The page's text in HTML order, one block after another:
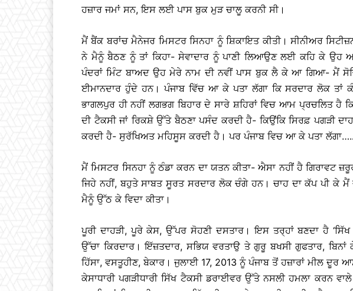
ਹਜ਼ਾਰ ਜਮਾਂ ਸਨ, ਇਸ ਲਈ ਪਾਸ ਬੁਕ ਮੁੜ ਚਾਲੂ ਕਰਨੀ ਸੀ।
ਮੈਂ ਬੈਂਕ ਬਰਾਂਚ ਮੈਨੇਜਰ ਮਿਸਟਰ ਸਿਨਹਾ ਨੂੰ ਸ਼ਿਕਾਇਤ ਕੀਤੀ। ਸੀਨੀਅਰ
ਨੇ ਮੈਨੂੰ ਬੈਠਣ ਨੂੰ ਤਾਂ ਕਿਹਾ- ਸੇਵਾਦਾਰ ਨੂੰ ਪਾਣੀ ਲਿਆਉਣ ਲਈ ਕਹਿ ਕੇ
ਪੰਦਰਾਂ ਮਿੰਟ ਬਾਅਦ ਉਹ ਮੇਰੇ ਨਾਮ ਦੀ ਨਵੀਂ ਪਾਸ ਬੁਕ ਲੈ ਕੇ ਆ ਗਿਆ- ਮੈਂ
ਈਮਾਨਦਾਰ ਹੁੰਦੇ ਹਨ। ਪੰਜਾਬ ਵਿੱਚ ਆ ਕੇ ਪਤਾ ਲੱਗਾ ਕਿ ਸਰਦਾਰ ਲੋਕ ਤਾਂ
ਭਾਗਲਪੁਰ ਹੀ ਨਹੀਂ ਲਗਭਗ ਬਿਹਾਰ ਦੇ ਸਾਰੇ ਸ਼ਹਿਰਾਂ ਵਿਚ ਆਮ ਪ੍ਰਚਲਿਤ ਹੈ
ਦੀ ਟੈਕਸੀ ਜਾਂ ਰਿਕਸ਼ੇ ਉੱਤੇ ਬੈਠਣਾ ਪਸੰਦ ਕਰਦੀ ਹੈ- ਕਿਉਂਕਿ ਸਿਰਫ਼ ਪਗੜੀ
ਕਰਦੀ ਹੈ- ਸੁਰੱਖਿਅਤ ਮਹਿਸੂਸ ਕਰਦੀ ਹੈ। ਪਰ ਪੰਜਾਬ ਵਿਚ ਆ ਕੇ ਪਤਾ ਲੱਗਾ…..
ਮੈਂ ਮਿਸਟਰ ਸਿਨਹਾ ਨੂੰ ਠੰਡਾ ਕਰਨ ਦਾ ਯਤਨ ਕੀਤਾ- ਐਸਾ ਨਹੀਂ ਹੈ
ਜਿਹੇ ਨਹੀਂ, ਬਹੁਤੇ ਸਾਬਤ ਸੂਰਤ ਸਰਦਾਰ ਲੋਕ ਚੰਗੇ ਹਨ। ਚਾਹ ਦਾ ਕੱਪ ਪੀ ਕੇ
ਮੈਨੂੰ ਉੱਠ ਕੇ ਵਿਦਾ ਕੀਤਾ।
ਪੂਰੀ ਦਾਹੜੀ, ਪੂਰੇ ਕੇਸ, ਉੱਪਰ ਸੋਹਣੀ ਦਸਤਾਰ। ਇਸ ਤਰ੍ਹਾਂ ਬਣਦਾ ਹੈ
ਉੱਚਾ ਕਿਰਦਾਰ। ਇੱਜ਼ਤਦਾਰ, ਸਭਿਯ ਵਰਤਾਉ ਤੇ ਗੁਰੂ ਬਖਸੀ ਗੁਫਤਾਰ, ਬਿਨਾਂ
ਹਿੱਸਾ, ਵਸਤੂਹੀਣ, ਬੇਕਾਰ। ਜੁਲਾਈ 17, 2013 ਨੂੰ ਪੰਜਾਬ ਤੋਂ ਹਜ਼ਾਰਾਂ ਮੀਲ ਦੂਰ
ਕੇਸਾਧਾਰੀ ਪਗੜੀਧਾਰੀ ਸਿੱਖ ਟੈਕਸੀ ਡਰਾਈਵਰ ਉੱਤੇ ਨਸਲੀ ਹਮਲਾ ਕਰਨ